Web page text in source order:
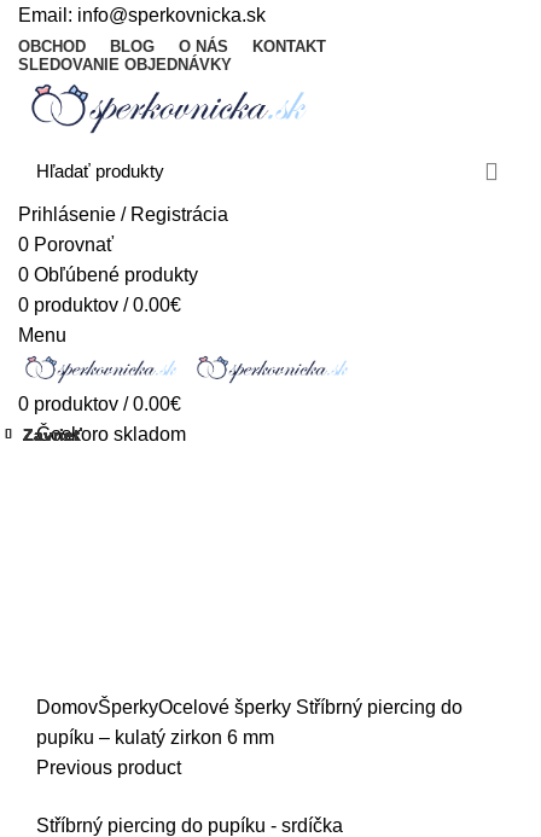
Email: info@sperkovnicka.sk
OBCHOD BLOG O NÁS
KONTAKT
SLEDOVANIE OBJEDNÁVKY
Prihlásenie / Registrácia
0 Porovnať
0 Obľúbené produkty
0 produktov / 0.00€
Menu
0 produktov / 0.00€
Čoskoro skladom
DomovŠperkyOcelové šperky Stříbrný piercing do
pupíku – kulatý zirkon 6 mm
Previous product
Stříbrný piercing do pupíku - srdíčka
Zavrieť
Zavrieť
Zavrieť
Zavrieť
Zavrieť
Zavrieť
Zavrieť
Zavrieť